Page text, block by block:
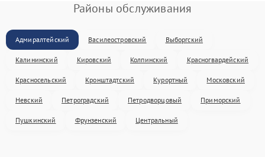
Районы обслуживания
Адмиралтейский Василеостровский Выборгский
Калининский Кировский Колпинский Красногвардейский
Красносельский Кронштадтский Курортный Московский
Невский Петроградский Петродворцовый Приморский
Пушкинский Фрунзенский Центральный